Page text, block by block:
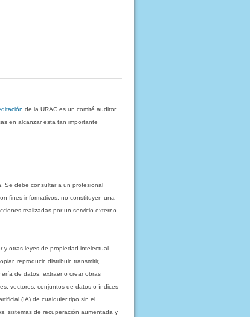
de la URAC es un comité auditor
en alcanzar esta tan importante
Se debe consultar a un profesional
fines informativos; no constituyen una
realizadas por un servicio externo
otras leyes de propiedad intelectual.
reproducir, distribuir, transmitir,
de datos, extraer o crear obras
vectores, conjuntos de datos o índices
(IA) de cualquier tipo sin el
sistemas de recuperación aumentada y